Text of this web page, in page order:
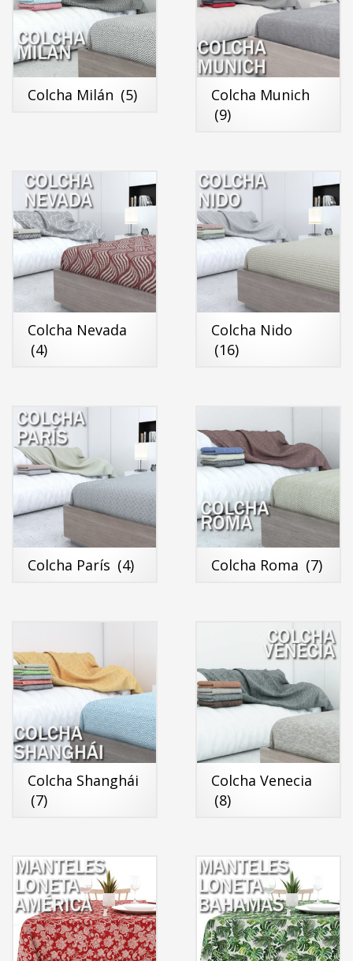
Colcha Milán (5)
Colcha Munich
(9)
Colcha Nevada
(4)
Colcha Nido
(16)
Colcha París (4) Colcha Roma (7)
Colcha Shanghái
(7)
Colcha Venecia
(8)